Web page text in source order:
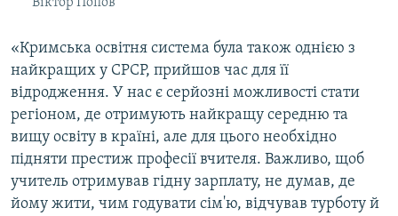
«Кримська освітня система була також однією з
найкращих у СРСР, прийшов час для її
відродження. У нас є серйозні можливості стати
регіоном, де отримують найкращу середню та
вищу освіту в країні, але для цього необхідно
підняти престиж професії вчителя. Важливо, щоб
учитель отримував гідну зарплату, не думав, де
йому жити, чим годувати сім'ю, відчував турботу й